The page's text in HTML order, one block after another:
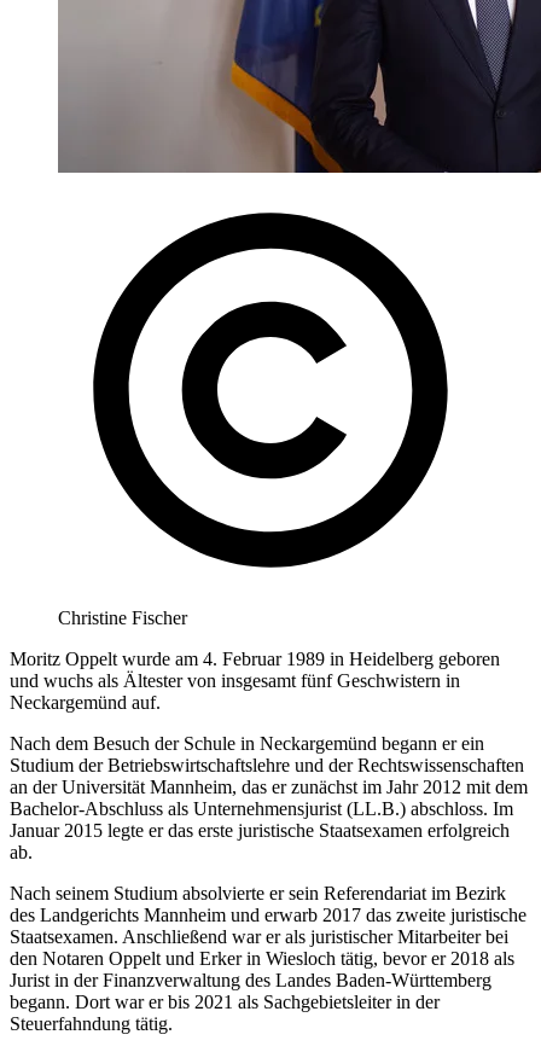
Christine Fischer
Moritz Oppelt wurde am 4. Februar 1989 in Heidelberg geboren
und wuchs als Ältester von insgesamt fünf Geschwistern in
Neckargemünd auf.
Nach dem Besuch der Schule in Neckargemünd begann er ein
Studium der Betriebswirtschaftslehre und der Rechtswissenschaften
an der Universität Mannheim, das er zunächst im Jahr 2012 mit dem
Bachelor-Abschluss als Unternehmensjurist (LL.B.) abschloss. Im
Januar 2015 legte er das erste juristische Staatsexamen erfolgreich
ab.
Nach seinem Studium absolvierte er sein Referendariat im Bezirk
des Landgerichts Mannheim und erwarb 2017 das zweite juristische
Staatsexamen. Anschließend war er als juristischer Mitarbeiter bei
den Notaren Oppelt und Erker in Wiesloch tätig, bevor er 2018 als
Jurist in der Finanzverwaltung des Landes Baden-Württemberg
begann. Dort war er bis 2021 als Sachgebietsleiter in der
Steuerfahndung tätig.